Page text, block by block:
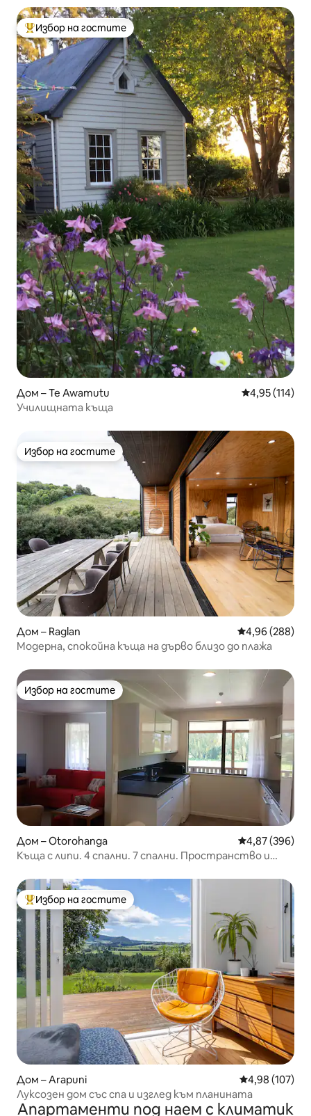
Най-популярен избор на гостите
Избор на гостите
Дом – Te Awamutu Средна
4,95 (114)
Училищната къща
Избор на гостите
Избор на гостите
Дом – Raglan Средна
4,96 (288)
Модерна, спокойна къща на дърво близо до плажа
Избор на гостите
Избор на гостите
Дом – Otorohanga Средна
4,87 (396)
Къща с липи. 4 спални. 7 спални. Пространство и
Най-популярен избор на гостите
Избор на гостите
Дом – Arapuni Средна
4,98 (107)
Луксозен дом със спа и изглед към планината
Апартаменти под наем с климатик